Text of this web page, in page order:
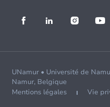
UNamur • Université de
Namur, Belgique
Mentions légales
Vie